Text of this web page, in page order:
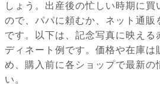
しょう。出産後の忙しい時期に買
ので、パパに頼むか、ネット通販
です。以下は、記念写真に映える
ディネート例です。価格や在庫は
め、購入前に各ショップで最新の
い。